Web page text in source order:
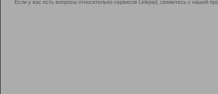
Если у вас есть вопросы относительно сервисов Linkpad, свяжитесь с нашей